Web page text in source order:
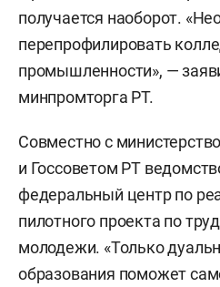
получается наоборот.
перепрофилировать
промышленности», —
минпромторга РТ.
Совместно с
и Госсоветом РТ
федеральный центр по
пилотного проекта по
молодежи. «Только
образования поможет